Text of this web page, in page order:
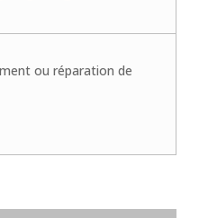
ou réparation de